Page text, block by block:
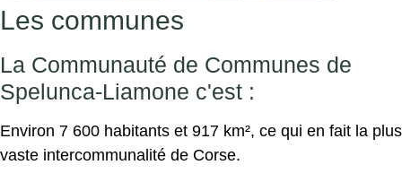
Les communes
La Communauté de Communes de
Spelunca-Liamone c'est :
Environ 7 600 habitants et 917 km², ce qui en fait la plus
vaste intercommunalité de Corse.